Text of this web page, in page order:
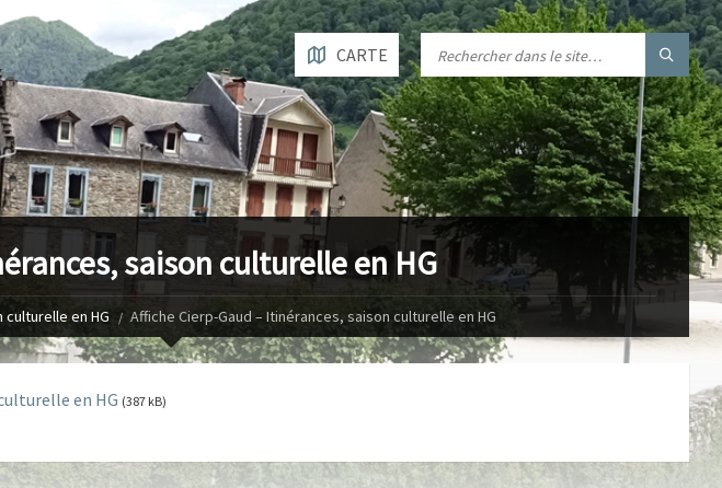
CARTE
saison culturelle en HG
culturelle en HG Affiche Cierp-Gaud – Itinérances, saison culturelle en HG
en HG (387 kB)